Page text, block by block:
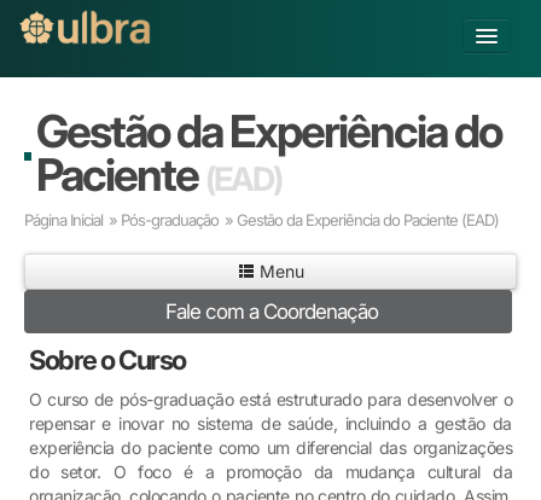
Buscar
Já sou Aluno
Matricule-se
Educação Básica
Pós-graduação
Educação a Distância
Pesquisa
Extensão
Infraestrutura e Serviços
Gestão da Experiência do
Paciente (EAD)
Página Inicial » Pós-graduação » Gestão da Experiência do Paciente (EAD)
Menu
Fale com a Coordenação
Sobre o Curso
O curso de pós-graduação está estruturado para desenvolver o
repensar e inovar no sistema de saúde, incluindo a gestão da
experiência do paciente como um diferencial das organizações
do setor. O foco é a promoção da mudança cultural da
organização, colocando o paciente no centro do cuidado. Assim,